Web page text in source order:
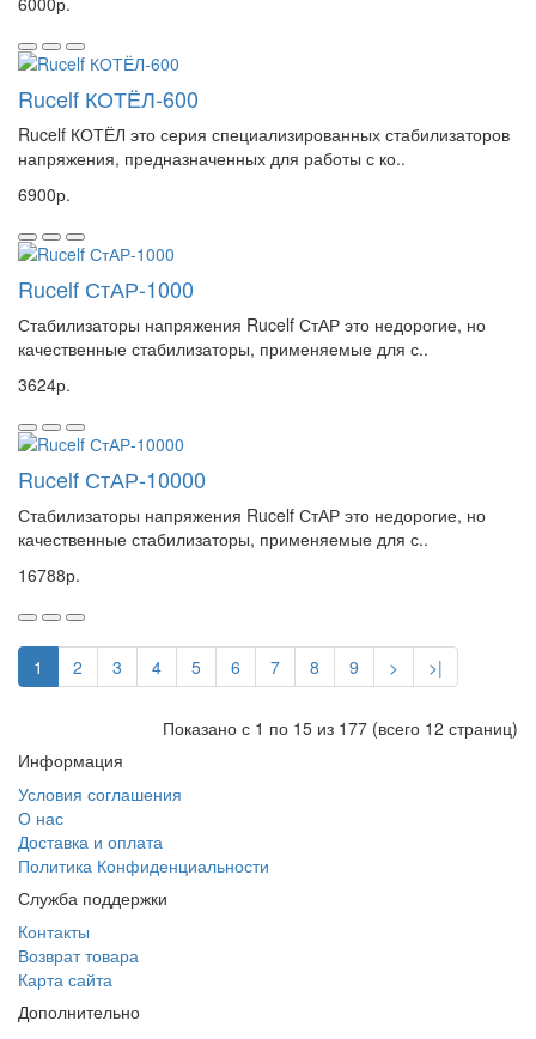
Rucelf КОТЁЛ-600
Rucelf КОТЁЛ это серия специализированных стабилизаторов
напряжения, предназначенных для работы с ко..
6900р.
Rucelf СтАР-1000
Стабилизаторы напряжения Rucelf СтАР это недорогие, но
качественные стабилизаторы, применяемые для с..
3624р.
Rucelf СтАР-10000
Стабилизаторы напряжения Rucelf СтАР это недорогие, но
качественные стабилизаторы, применяемые для с..
16788р.
1 2 3 4 5 6 7 8 9 > >|
Показано с 1 по 15 из 177 (всего 12 страниц)
Информация
Условия соглашения
О нас
Доставка и оплата
Политика Конфиденциальности
Служба поддержки
Контакты
Возврат товара
Карта сайта
Дополнительно